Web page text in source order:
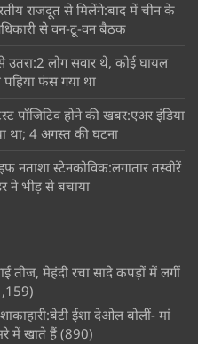
राजदूत से मिलेंगे:बाद में चीन के
से वन-टू-वन बैठक
उतरा:2 लोग सवार थे, कोई घायल
पहिया फंस गया था
पॉजिटिव होने की खबर:एअर इंडिया
था; 4 अगस्त की घटना
नताशा स्टेनकोविक:लगातार तस्वीरें
ने भीड़ से बचाया
तीज, मेहंदी रचा सादे कपड़ों में लगीं
ईशा देओल बोलीं- मां
में खाते हैं (890)